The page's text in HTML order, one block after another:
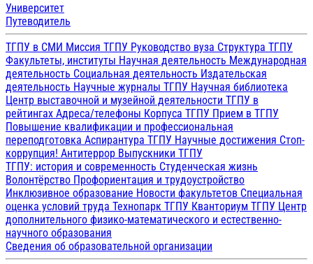
Университет
Путеводитель
ТГПУ в СМИ Миссия ТГПУ Руководство вуза Структура ТГПУ
Факультеты, институты Научная деятельность Международная
деятельность Социальная деятельность Издательская
деятельность Научные журналы ТГПУ Научная библиотека
Центр выставочной и музейной деятельности ТГПУ в
рейтингах Адреса/телефоны Корпуса ТГПУ Прием в ТГПУ
Повышение квалификации и профессиональная
переподготовка Аспирантура ТГПУ Научные достижения Стоп-
коррупция! Антитеррор Выпускники ТГПУ
ТГПУ: история и современность Студенческая жизнь
Волонтёрство Профориентация и трудоустройство
Инклюзивное образование Новости факультетов Специальная
оценка условий труда Технопарк ТГПУ Кванториум ТГПУ Центр
дополнительного физико-математического и естественно-
научного образования
Сведения об образовательной организации